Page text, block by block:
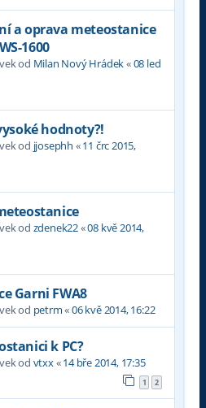
a oprava meteostanice
1600
od Milan Nový Hrádek«08 led
hodnoty?!
od jjosephh «11 črc 2015,
od zdenek22«08 kvě 2014,
Garni FWA8
od petrm«06 kvě 2014, 16:22
k PC?
od vtxx«14 bře 2014, 17:35
1 2